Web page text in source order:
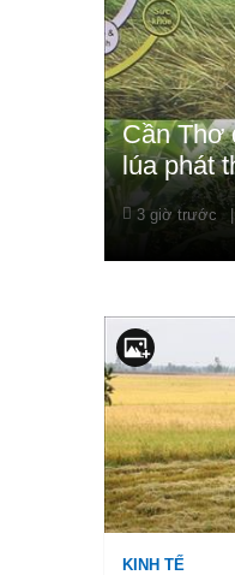
Cần Thơ
lúa phát
3 giờ trước
KINH TẾ